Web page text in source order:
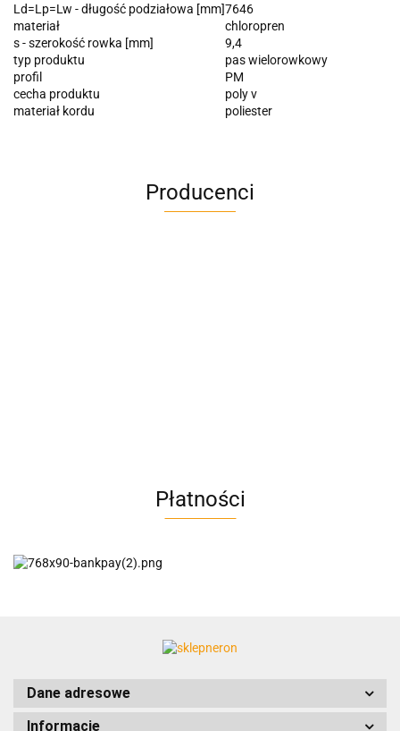
Ld=Lp=Lw - długość podziałowa [mm]7646
materiał
chloropren
s - szerokość rowka [mm]
9,4
typ produktu
pas wielorowkowy
profil
PM
cecha produktu
poly v
materiał kordu
poliester
Producenci
AC EasyLine
Płatności
Dane adresowe
Informacje